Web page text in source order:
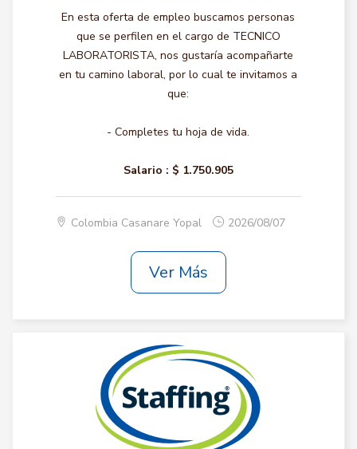
En esta oferta de empleo buscamos personas
que se perfilen en el cargo de TECNICO
LABORATORISTA, nos gustaría acompañarte
en tu camino laboral, por lo cual te invitamos a
que:
- Completes tu hoja de vida.
Salario : $ 1.750.905
Colombia Casanare Yopal 2026/08/07
Ver Más